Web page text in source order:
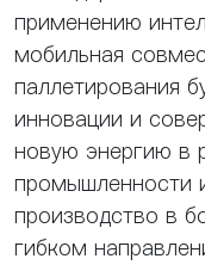
применению
мобильная
паллетирования
инновации и
новую энергию в
промышленности
производство в
гибком